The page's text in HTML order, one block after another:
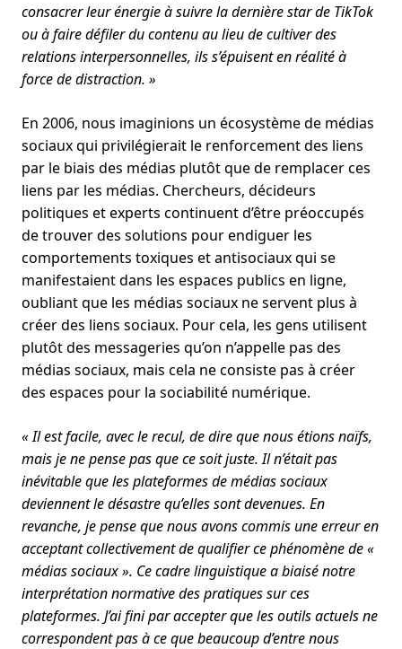
consacrer leur énergie à suivre la dernière star de TikTok
ou à faire défiler du contenu au lieu de cultiver des
relations interpersonnelles, ils s’épuisent en réalité à
force de distraction. »
En 2006, nous imaginions un écosystème de médias
sociaux qui privilégierait le renforcement des liens
par le biais des médias plutôt que de remplacer ces
liens par les médias. Chercheurs, décideurs
politiques et experts continuent d’être préoccupés
de trouver des solutions pour endiguer les
comportements toxiques et antisociaux qui se
manifestaient dans les espaces publics en ligne,
oubliant que les médias sociaux ne servent plus à
créer des liens sociaux. Pour cela, les gens utilisent
plutôt des messageries qu’on n’appelle pas des
médias sociaux, mais cela ne consiste pas à créer
des espaces pour la sociabilité numérique.
« Il est facile, avec le recul, de dire que nous étions naïfs,
mais je ne pense pas que ce soit juste. Il n’était pas
inévitable que les plateformes de médias sociaux
deviennent le désastre qu’elles sont devenues. En
revanche, je pense que nous avons commis une erreur en
acceptant collectivement de qualifier ce phénomène de «
médias sociaux ». Ce cadre linguistique a biaisé notre
interprétation normative des pratiques sur ces
plateformes. J’ai fini par accepter que les outils actuels ne
correspondent pas à ce que beaucoup d’entre nous